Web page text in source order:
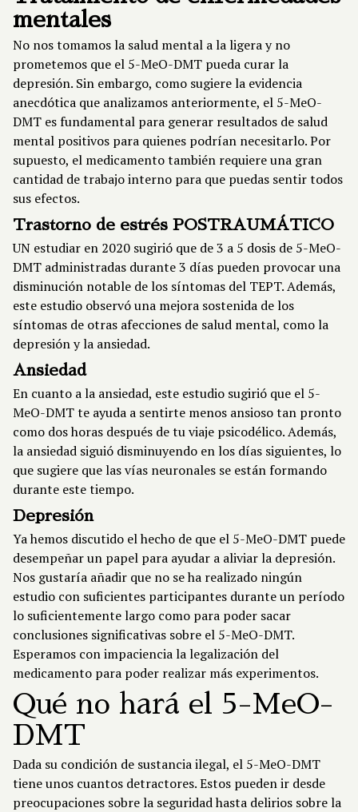
mentales
No nos tomamos la salud mental a la ligera y no
prometemos que el 5-MeO-DMT pueda curar la
depresión. Sin embargo, como sugiere la evidencia
anecdótica que analizamos anteriormente, el 5-MeO-
DMT es fundamental para generar resultados de salud
mental positivos para quienes podrían necesitarlo. Por
supuesto, el medicamento también requiere una gran
cantidad de trabajo interno para que puedas sentir todos
sus efectos.
Trastorno de estrés POSTRAUMÁTICO
UN estudiar en 2020 sugirió que de 3 a 5 dosis de 5-MeO-
DMT administradas durante 3 días pueden provocar una
disminución notable de los síntomas del TEPT. Además,
este estudio observó una mejora sostenida de los
síntomas de otras afecciones de salud mental, como la
depresión y la ansiedad.
Ansiedad
En cuanto a la ansiedad, este estudio sugirió que el 5-
MeO-DMT te ayuda a sentirte menos ansioso tan pronto
como dos horas después de tu viaje psicodélico. Además,
la ansiedad siguió disminuyendo en los días siguientes, lo
que sugiere que las vías neuronales se están formando
durante este tiempo.
Depresión
Ya hemos discutido el hecho de que el 5-MeO-DMT puede
desempeñar un papel para ayudar a aliviar la depresión.
Nos gustaría añadir que no se ha realizado ningún
estudio con suficientes participantes durante un período
lo suficientemente largo como para poder sacar
conclusiones significativas sobre el 5-MeO-DMT.
Esperamos con impaciencia la legalización del
medicamento para poder realizar más experimentos.
Qué no hará el 5-MeO-
DMT
Dada su condición de sustancia ilegal, el 5-MeO-DMT
tiene unos cuantos detractores. Estos pueden ir desde
preocupaciones sobre la seguridad hasta delirios sobre la